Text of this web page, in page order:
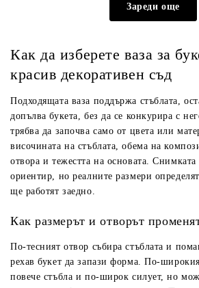
Зареди още
Как да изберете ваза за
красив декоративен съд
Подходящата ваза поддържа стъблата,
допълва букета, без да се конкурира с
трябва да започва само от цвета или
височината на стъблата, обема на
отвора и тежестта на основата. Снимката
ориентир, но реалните размери
ще работят заедно.
Как размерът и отворът
По-тесният отвор събира стъблата и
рехав букет да запази форма. По-
повече стъбла и по-широк силует, но